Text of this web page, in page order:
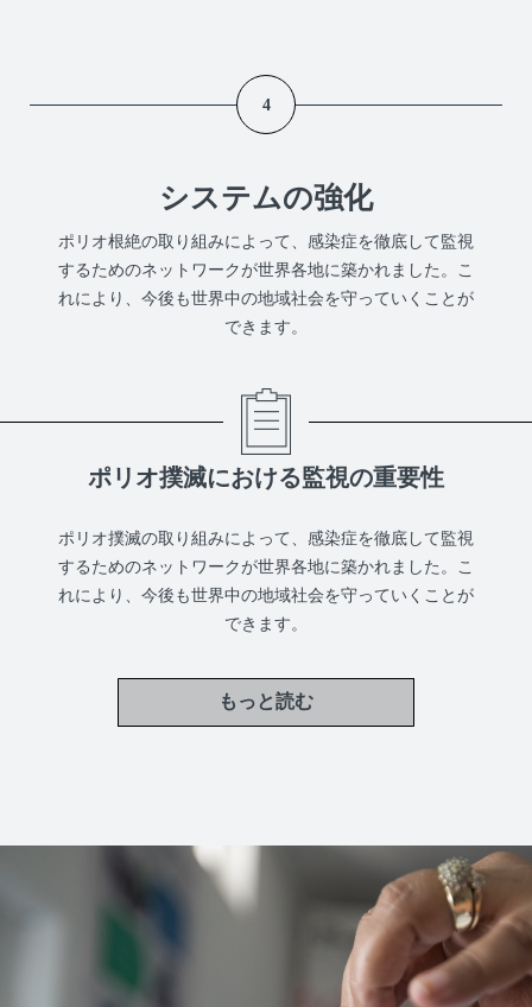
4
システムの強化
ポリオ根絶の取り組みによって、感染症を徹底して監視
するためのネットワークが世界各地に築かれました。こ
れにより、今後も世界中の地域社会を守っていくことが
できます。
ポリオ撲滅における監視の重要性
ポリオ撲滅の取り組みによって、感染症を徹底して監視
するためのネットワークが世界各地に築かれました。こ
れにより、今後も世界中の地域社会を守っていくことが
できます。
もっと読む